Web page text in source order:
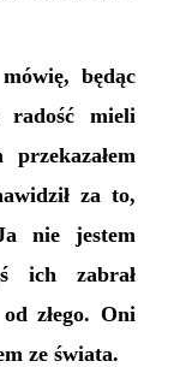
będąc
radość mieli
za to,
nie jestem
ich zabrał
złego. Oni
ze świata.